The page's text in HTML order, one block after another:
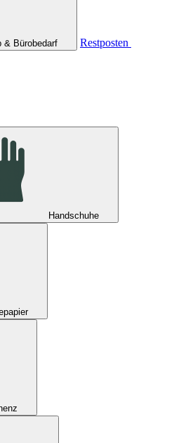
& Bürobedarf
Restposten
Handschuhe